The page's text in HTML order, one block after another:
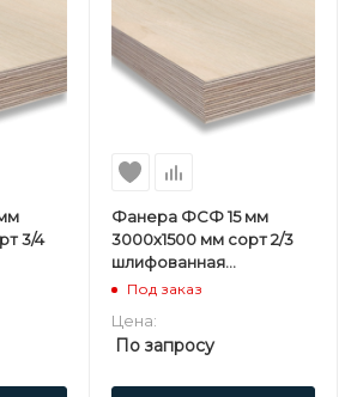
3/4
Фанера ФСФ 15 мм
3000х1500 мм сорт 2/3
шлифованная
березовая
Под заказ
Цена:
По запросу